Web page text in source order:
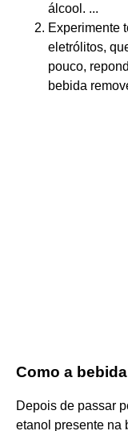
álcool. ...
Experimente
eletrólitos,
pouco,
bebida
Como a
Depois de passar
etanol presente na